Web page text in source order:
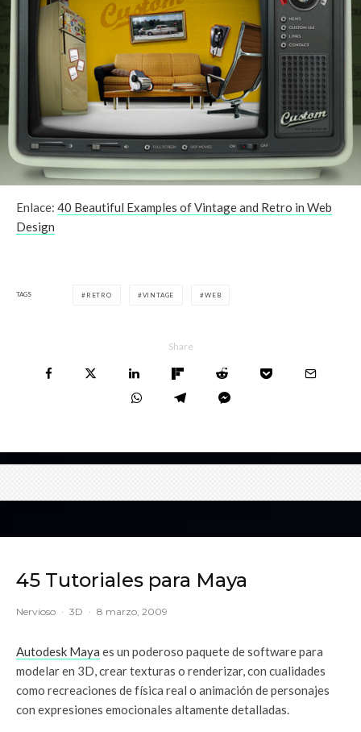
Enlace: 40 Beautiful Examples of Vintage and Retro in Web
Design
TAGS RETRO VINTAGE WEB
Share
45 Tutoriales para Maya
Nervioso · 3D · 8 marzo, 2009
Autodesk Maya es un poderoso paquete de software para
modelar en 3D, crear texturas o renderizar, con cualidades
como recreaciones de física real o animación de personajes
con expresiones emocionales altamente detalladas.